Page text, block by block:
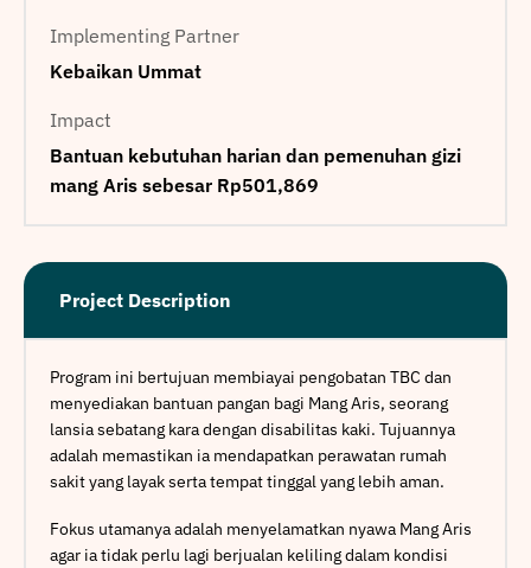
Implementing Partner
Kebaikan Ummat
Impact
Bantuan kebutuhan harian dan pemenuhan gizi
mang Aris sebesar Rp501,869
Project Description
Program ini bertujuan membiayai pengobatan TBC dan
menyediakan bantuan pangan bagi Mang Aris, seorang
lansia sebatang kara dengan disabilitas kaki. Tujuannya
adalah memastikan ia mendapatkan perawatan rumah
sakit yang layak serta tempat tinggal yang lebih aman.
Fokus utamanya adalah menyelamatkan nyawa Mang Aris
agar ia tidak perlu lagi berjualan keliling dalam kondisi